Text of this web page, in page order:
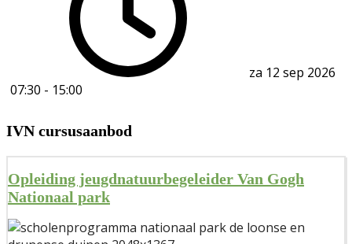
za 12 sep 2026
07:30 - 15:00
IVN cursusaanbod
Opleiding jeugdnatuurbegeleider Van Gogh
Nationaal park